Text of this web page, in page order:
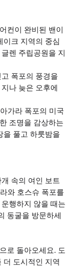
컨이 완비된 밴이
이크 지역의 중심
렌 주립공원을 지
폭포의 풍경을
나 늦은 오후에
가라 폭포의 미국
조명을 감상하는
을 풀고 하룻밤을
속의 여인 보트
와 호스슈 폭포를
행하지 않을 때는
동굴을 방문하세
로 돌아오세요. 도
더 도시적인 지역